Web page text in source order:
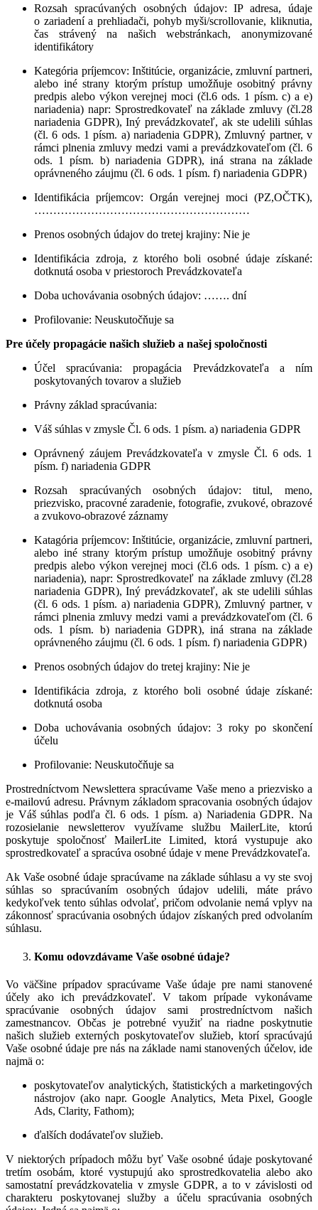
Rozsah spracúvaných osobných údajov:IP adresa, údaje
o zariadení a prehliadači, pohyb myši/scrollovanie, kliknutia,
čas strávený na našich webstránkach, anonymizované
identifikátory
Kategória príjemcov: Inštitúcie, organizácie, zmluvní partneri,
alebo iné strany ktorým prístup umožňuje osobitný právny
predpis alebo výkon verejnej moci (čl.6 ods. 1 písm. c) a e)
nariadenia) napr: Sprostredkovateľ na základe zmluvy (čl.28
nariadenia GDPR), Iný prevádzkovateľ, ak ste udelili súhlas
(čl. 6 ods. 1 písm. a) nariadenia GDPR), Zmluvný partner, v
rámci plnenia zmluvy medzi vami a prevádzkovateľom (čl. 6
ods. 1 písm. b) nariadenia GDPR), iná strana na základe
oprávneného záujmu (čl. 6 ods. 1 písm. f) nariadenia GDPR)
Identifikácia príjemcov: Orgán verejnej moci (PZ,OČTK),
…………………………………………………
Prenos osobných údajov do tretej krajiny: Nie je
Identifikácia zdroja, z ktorého boli osobné údaje získané:
dotknutá osoba v priestoroch Prevádzkovateľa
Doba uchovávania osobných údajov: ……. dní
Profilovanie: Neuskutočňuje sa
Pre účely propagácie našich služieb a našej spoločnosti
Účel spracúvania: propagácia Prevádzkovateľa a ním
poskytovaných tovarov a služieb
Právny základ spracúvania:
Váš súhlas v zmysle Čl. 6 ods. 1 písm. a) nariadenia GDPR
Oprávnený záujem Prevádzkovateľa v zmysle Čl. 6 ods. 1
písm. f) nariadenia GDPR
Rozsah spracúvaných osobných údajov: titul, meno,
priezvisko, pracovné zaradenie, fotografie, zvukové, obrazové
a zvukovo-obrazové záznamy
Katagória príjemcov: Inštitúcie, organizácie, zmluvní partneri,
alebo iné strany ktorým prístup umožňuje osobitný právny
predpis alebo výkon verejnej moci (čl.6 ods. 1 písm. c) a e)
nariadenia), napr: Sprostredkovateľ na základe zmluvy (čl.28
nariadenia GDPR), Iný prevádzkovateľ, ak ste udelili súhlas
(čl. 6 ods. 1 písm. a) nariadenia GDPR), Zmluvný partner, v
rámci plnenia zmluvy medzi vami a prevádzkovateľom (čl. 6
ods. 1 písm. b) nariadenia GDPR), iná strana na základe
oprávneného záujmu (čl. 6 ods. 1 písm. f) nariadenia GDPR)
Prenos osobných údajov do tretej krajiny: Nie je
Identifikácia zdroja, z ktorého boli osobné údaje získané:
dotknutá osoba
Doba uchovávania osobných údajov: 3 roky po skončení
účelu
Profilovanie: Neuskutočňuje sa
Prostredníctvom Newslettera spracúvame Vaše meno a priezvisko a
e-mailovú adresu. Právnym základom spracovania osobných údajov
je Váš súhlas podľa čl. 6 ods. 1 písm. a) Nariadenia GDPR. Na
rozosielanie newsletterov využívame službu MailerLite, ktorú
poskytuje spoločnosť MailerLite Limited, ktorá vystupuje ako
sprostredkovateľ a spracúva osobné údaje v mene Prevádzkovateľa.
Ak Vaše osobné údaje spracúvame na základe súhlasu a vy ste svoj
súhlas so spracúvaním osobných údajov udelili, máte právo
kedykoľvek tento súhlas odvolať, pričom odvolanie nemá vplyv na
zákonnosť spracúvania osobných údajov získaných pred odvolaním
súhlasu.
Komu odovzdávame Vaše osobné údaje?
Vo väčšine prípadov spracúvame Vaše údaje pre nami stanovené
účely ako ich prevádzkovateľ. V takom prípade vykonávame
spracúvanie osobných údajov sami prostredníctvom našich
zamestnancov. Občas je potrebné využiť na riadne poskytnutie
našich služieb externých poskytovateľov služieb, ktorí spracúvajú
Vaše osobné údaje pre nás na základe nami stanovených účelov, ide
najmä o:
poskytovateľov analytických, štatistických a marketingových
nástrojov (ako napr. Google Analytics, Meta Pixel, Google
Ads, Clarity, Fathom);
ďalších dodávateľov služieb.
V niektorých prípadoch môžu byť Vaše osobné údaje poskytované
tretím osobám, ktoré vystupujú ako sprostredkovatelia alebo ako
samostatní prevádzkovatelia v zmysle GDPR, a to v závislosti od
charakteru poskytovanej služby a účelu spracúvania osobných